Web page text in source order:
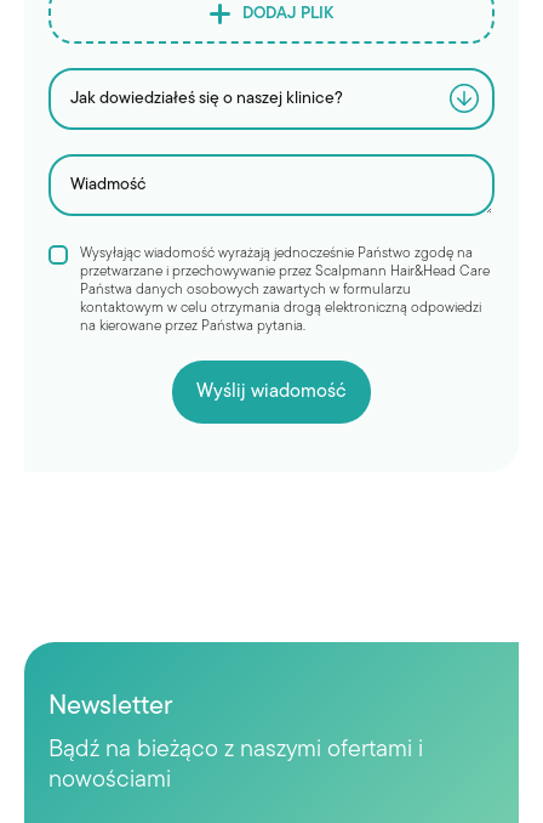
DODAJ PLIK
Wysyłając wiadomość wyrażają jednocześnie Państwo zgodę na
przetwarzane i przechowywanie przez Scalpmann Hair&Head Care
Państwa danych osobowych zawartych w formularzu
kontaktowym w celu otrzymania drogą elektroniczną odpowiedzi
na kierowane przez Państwa pytania.
Newsletter
Bądź na bieżąco z naszymi ofertami i
nowościami